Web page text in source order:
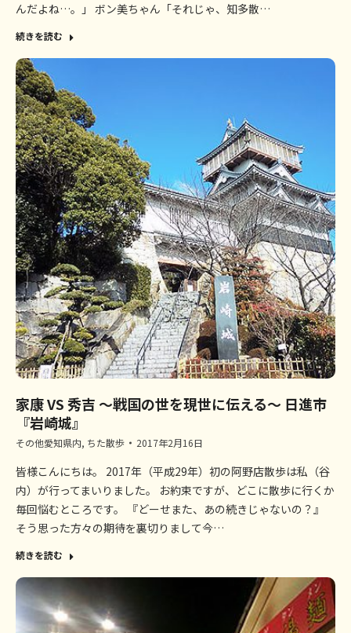
んだよね…。」 ボン美ちゃん「それじゃ、知多散…
続きを読む
家康 VS 秀吉 ～戦国の世を現世に伝える～ 日進市
『岩崎城』
その他愛知県内, ちた散歩 2017年2月16日
皆様こんにちは。 2017年（平成29年）初の阿野店散歩は私（谷
内）が行ってまいりました。 お約束ですが、どこに散歩に行くか
毎回悩むところです。 『どーせまた、あの続きじゃないの？』
そう思った方々の期待を裏切りまして今…
続きを読む